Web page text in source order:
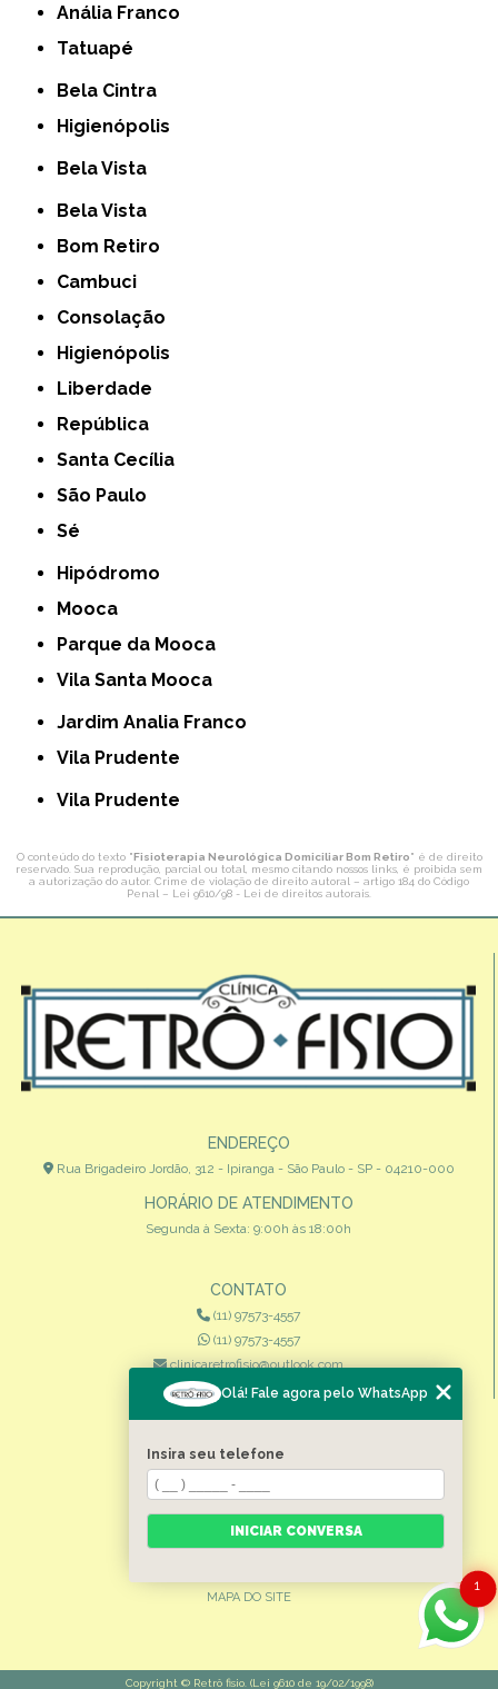
Anália Franco
Tatuapé
Bela Cintra
Higienópolis
Bela Vista
Bela Vista
Bom Retiro
Cambuci
Consolação
Higienópolis
Liberdade
República
Santa Cecília
São Paulo
Sé
Hipódromo
Mooca
Parque da Mooca
Vila Santa Mooca
Jardim Analia Franco
Vila Prudente
Vila Prudente
O conteúdo do texto "Fisioterapia Neurológica Domiciliar Bom Retiro" é de direito
reservado. Sua reprodução, parcial ou total, mesmo citando nossos links, é proibida sem
a autorização do autor. Crime de violação de direito autoral – artigo 184 do Código
Penal – Lei 9610/98 - Lei de direitos autorais
ENDEREÇO
Rua Brigadeiro Jordão, 312 - Ipiranga - São Paulo - SP - 04210-000
HORÁRIO DE ATENDIMENTO
Segunda à Sexta: 9:00h às 18:00h
CONTATO
(11) 97573-4557
(11) 97573-4557
clinicaretrofisio@outlook.com
MENU
HOME
QUEM SOMOS
ESPECIALIDADES
CONTATO
MAPA DO SITE
Copyright © Retrô fisio. (Lei 9610 de 19/02/1998)
1
Olá! Fale agora pelo WhatsApp
Insira seu telefone
INICIAR CONVERSA